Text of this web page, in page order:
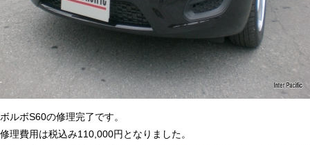
ボルボS60の修理完了です。
修理費用は税込み110,000円となりました。